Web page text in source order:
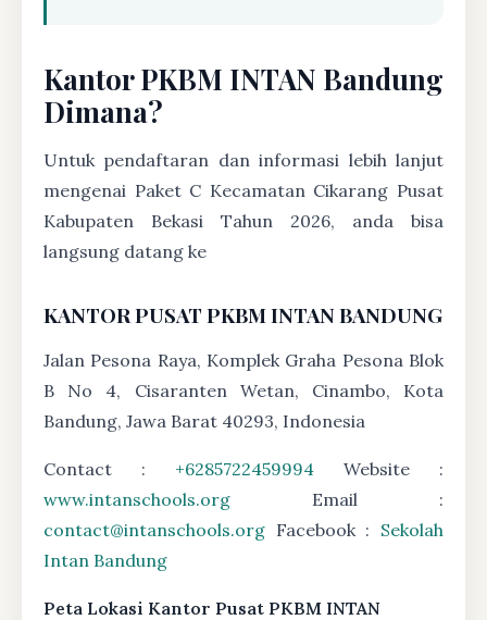
Kantor PKBM INTAN Bandung
Dimana?
Untuk pendaftaran dan informasi lebih lanjut
mengenai Paket C Kecamatan Cikarang Pusat
Kabupaten Bekasi Tahun 2026, anda bisa
langsung datang ke
KANTOR PUSAT PKBM INTAN BANDUNG
Jalan Pesona Raya, Komplek Graha Pesona Blok
B No 4, Cisaranten Wetan, Cinambo, Kota
Bandung, Jawa Barat 40293, Indonesia
Contact : +6285722459994 Website :
www.intanschools.org Email :
contact@intanschools.org Facebook : Sekolah
Intan Bandung
Peta Lokasi Kantor Pusat PKBM INTAN